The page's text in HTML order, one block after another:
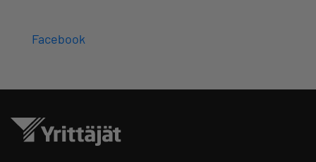
Facebook